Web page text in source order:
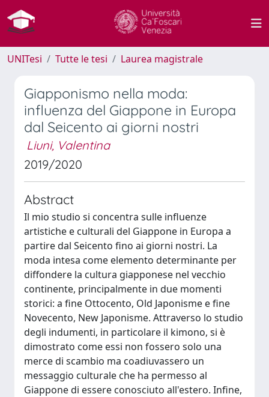
UNITesi Tutte le tesi Laurea magistrale
Giapponismo nella moda:
influenza del Giappone in Europa
dal Seicento ai giorni nostri
Liuni, Valentina
2019/2020
Abstract
Il mio studio si concentra sulle influenze
artistiche e culturali del Giappone in Europa a
partire dal Seicento fino ai giorni nostri. La
moda intesa come elemento determinante per
diffondere la cultura giapponese nel vecchio
continente, principalmente in due momenti
storici: a fine Ottocento, Old Japonisme e fine
Novecento, New Japonisme. Attraverso lo studio
degli indumenti, in particolare il kimono, si è
dimostrato come essi non fossero solo una
merce di scambio ma coadiuvassero un
messaggio culturale che ha permesso al
Giappone di essere conosciuto all'estero. Infine,